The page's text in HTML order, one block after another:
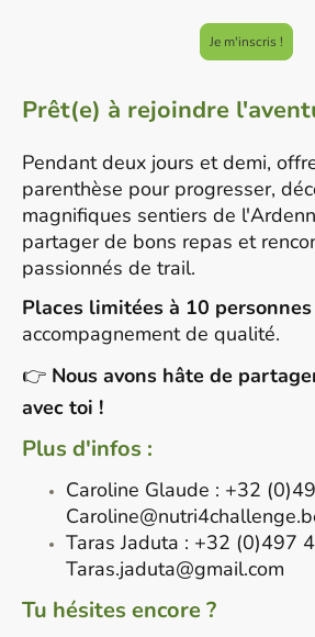
Je m'inscris !
Prêt(e) à rejoindre
Pendant deux jours et demi,
parenthèse pour progresser,
magnifiques sentiers de
partager de bons repas et
passionnés de trail.
Places limitées à 10 personnes
accompagnement de qualité.
👉 Nous avons hâte de
avec toi !
Plus d'infos :
Caroline Glaude : +32
Taras Jaduta : +32 (0)497
Taras.jaduta@gmail.com
Tu hésites encore ?